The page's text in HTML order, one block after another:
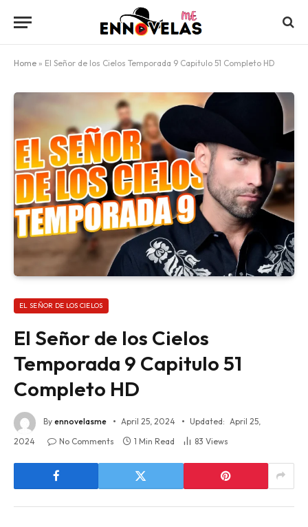
Home » El Señor de los Cielos Temporada 9 Capitulo 51 Completo HD
EL SEÑOR DE LOS CIELOS
El Señor de los Cielos
Temporada 9 Capitulo 51
Completo HD
By ennovelasme April 25, 2024 Updated: April 25,
2024
No Comments 1 Min Read 83 Views